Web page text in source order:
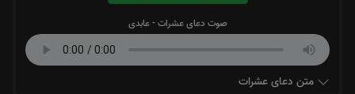
صوت دعای عشرات - عابدی
متن دعای عشرات